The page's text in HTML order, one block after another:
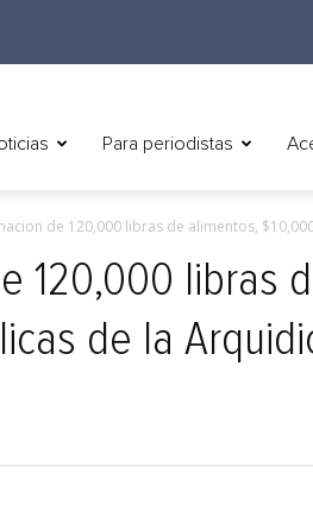
Para periodistas
de 120,000 libras de alimentos,
120,000 libras
de la